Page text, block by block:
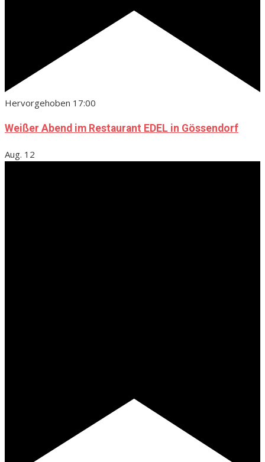
Hervorgehoben 17:00
Weißer Abend im Restaurant EDEL in Gössendorf
Aug. 12